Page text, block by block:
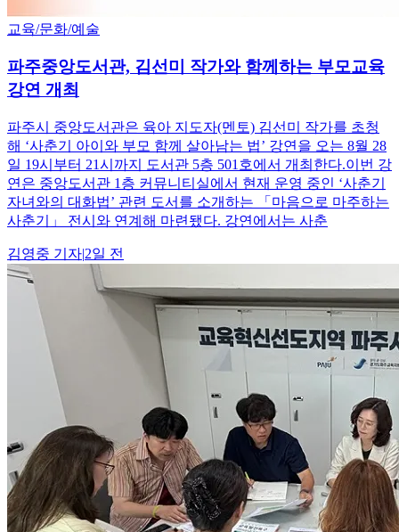
교육/문화/예술
파주중앙도서관, 김선미 작가와 함께하는 부모교육
강연 개최
파주시 중앙도서관은 육아 지도자(멘토) 김선미 작가를 초청
해 ‘사춘기 아이와 부모 함께 살아남는 법’ 강연을 오는 8월 28
일 19시부터 21시까지 도서관 5층 501호에서 개최한다.이번 강
연은 중앙도서관 1층 커뮤니티실에서 현재 운영 중인 ‘사춘기
자녀와의 대화법’ 관련 도서를 소개하는 「마음으로 마주하는
사춘기」 전시와 연계해 마련됐다. 강연에서는 사춘
김영중 기자|2일 전